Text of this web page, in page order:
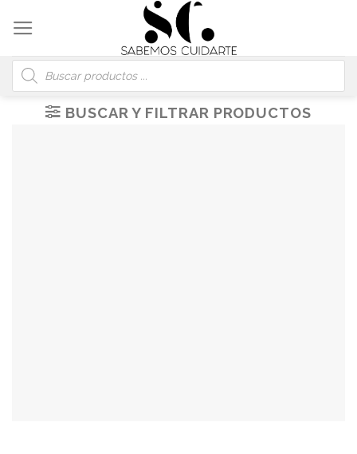
content
Búsqueda
de
productos
BUSCAR Y FILTRAR PRODUCTOS